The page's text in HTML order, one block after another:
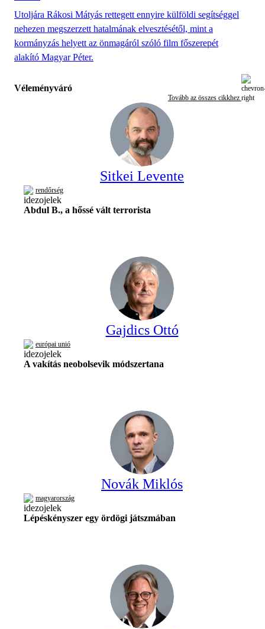
Utoljára Rákosi Mátyás rettegett ennyire külföldi segítséggel
nehezen megszerzett hatalmának elvesztésétől, mint a
kormányzás helyett az önmagáról szóló film főszerepét
alakító Magyar Péter.
Véleményváró
Tovább az összes cikkhez
Sitkei Levente
rendőrség
Abdul B., a hőssé vált terrorista
Gajdics Ottó
európai unió
A vakítás neobolsevik módszertana
Novák Miklós
magyarország
Lépéskényszer egy ördögi játszmában